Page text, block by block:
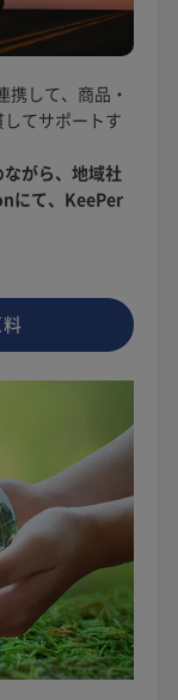
携して、商品・
てサポートす
がら、地域社
にて、KeePer